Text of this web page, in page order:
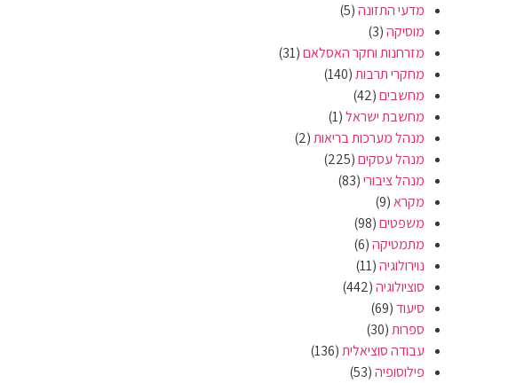
מדעי התזונה(5)
מוסיקה(3)
מזרחנות וחקר האסלאם(31)
מחקרי תרבות(140)
מחשבים(42)
מחשבת ישראל(1)
מנהל מערכות בריאות(2)
מנהל עסקים(225)
מנהל ציבורי(83)
מקרא(9)
משפטים(98)
מתמטיקה(6)
נוירולוגיה(11)
סוציולוגיה(442)
סיעוד(69)
ספרות(30)
עבודה סוציאלית(136)
פילוסופיה(53)